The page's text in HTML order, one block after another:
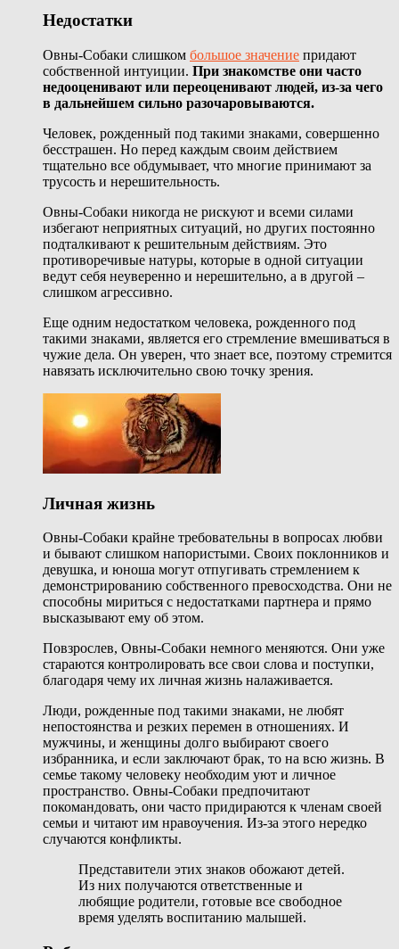
Недостатки
Овны-Собаки слишком большое значение придают
собственной интуиции. При знакомстве они часто
недооценивают или переоценивают людей, из-за чего
в дальнейшем сильно разочаровываются.
Человек, рожденный под такими знаками, совершенно
бесстрашен. Но перед каждым своим действием
тщательно все обдумывает, что многие принимают за
трусость и нерешительность.
Овны-Собаки никогда не рискуют и всеми силами
избегают неприятных ситуаций, но других постоянно
подталкивают к решительным действиям. Это
противоречивые натуры, которые в одной ситуации
ведут себя неуверенно и нерешительно, а в другой –
слишком агрессивно.
Еще одним недостатком человека, рожденного под
такими знаками, является его стремление вмешиваться в
чужие дела. Он уверен, что знает все, поэтому стремится
навязать исключительно свою точку зрения.
Личная жизнь
Овны-Собаки крайне требовательны в вопросах любви
и бывают слишком напористыми. Своих поклонников и
девушка, и юноша могут отпугивать стремлением к
демонстрированию собственного превосходства. Они не
способны мириться с недостатками партнера и прямо
высказывают ему об этом.
Повзрослев, Овны-Собаки немного меняются. Они уже
стараются контролировать все свои слова и поступки,
благодаря чему их личная жизнь налаживается.
Люди, рожденные под такими знаками, не любят
непостоянства и резких перемен в отношениях. И
мужчины, и женщины долго выбирают своего
избранника, и если заключают брак, то на всю жизнь. В
семье такому человеку необходим уют и личное
пространство. Овны-Собаки предпочитают
покомандовать, они часто придираются к членам своей
семьи и читают им нравоучения. Из-за этого нередко
случаются конфликты.
Представители этих знаков обожают детей.
Из них получаются ответственные и
любящие родители, готовые все свободное
время уделять воспитанию малышей.